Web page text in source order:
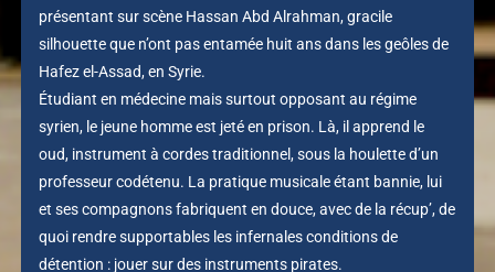
présentant sur scène Hassan Abd Alrahman, gracile
silhouette que n’ont pas entamée huit ans dans les geôles de
Hafez el-Assad, en Syrie.
Étudiant en médecine mais surtout opposant au régime
syrien, le jeune homme est jeté en prison. Là, il apprend le
oud, instrument à cordes traditionnel, sous la houlette d’un
professeur codétenu. La pratique musicale étant bannie, lui
et ses compagnons fabriquent en douce, avec de la récup’, de
quoi rendre supportables les infernales conditions de
détention : jouer sur des instruments pirates.